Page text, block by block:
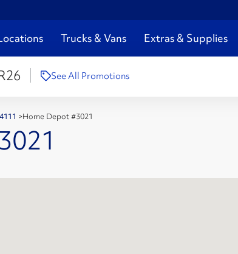
Trucks & Vans Extras & Supplies
See All Promotions
>Home Depot #3021